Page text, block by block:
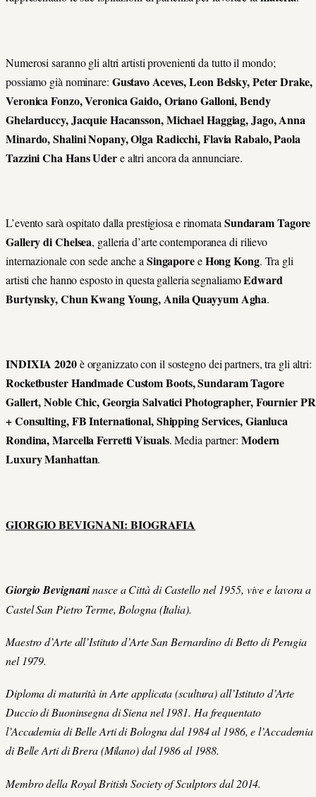
Numerosi saranno gli altri artisti provenienti da tutto il mondo;
possiamo già nominare: Gustavo Aceves, Leon Belsky, Peter Drake,
Veronica Fonzo, Veronica Gaido, Oriano Galloni, Bendy
Ghelarduccy, Jacquie Hacansson, Michael Haggiag, Jago, Anna
Minardo, Shalini Nopany, Olga Radicchi, Flavia Rabalo, Paola
Tazzini Cha Hans Udere altri ancora da annunciare.
L’evento sarà ospitato dalla prestigiosa e rinomata Sundaram Tagore
Gallerydi Chelsea, galleria d’arte contemporanea di rilievo
internazionale con sede anche a SingaporeeHong Kong. Tra gli
artisti che hanno esposto in questa galleria segnaliamoEdward
Burtynsky, Chun Kwang Young, Anila Quayyum Agha.
INDIXIA 2020è organizzato con il sostegno dei partners, tra gli altri:
Rocketbuster Handmade Custom Boots, Sundaram Tagore
Gallert, Noble Chic, Georgia Salvatici Photographer, Fournier PR
+ Consulting, FB International, Shipping Services, Gianluca
Rondina, Marcella Ferretti Visuals. Media partner: Modern
Luxury Manhattan.
GIORGIO BEVIGNANI: BIOGRAFIA
Giorgio Bevignaninasce a Città di Castello nel 1955, vive e lavora a
Castel San Pietro Terme, Bologna (Italia).
Maestro d’Arte all’Istituto d’Arte San Bernardino di Betto di Perugia
nel 1979.
Diploma di maturità in Arte applicata (scultura) all’Istituto d’Arte
Duccio di Buoninsegna di Siena nel 1981. Ha frequentato
l’Accademia di Belle Arti di Bologna dal 1984 al 1986, e l’Accademia
di Belle Arti di Brera (Milano) dal 1986 al 1988.
Membro della Royal British Society of Sculptors dal 2014.